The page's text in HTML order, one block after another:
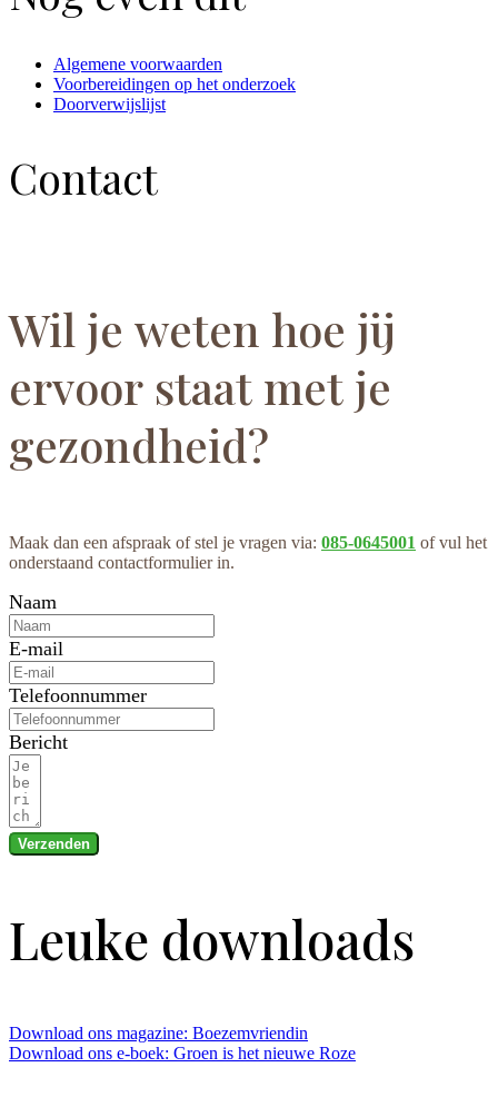
Algemene voorwaarden
Voorbereidingen op het onderzoek
Doorverwijslijst
Contact
Wil je weten hoe jij
ervoor staat met je
gezondheid?
Maak dan een afspraak of stel je vragen via: 085-0645001 of vul het
onderstaand contactformulier in.
Naam
E-mail
Telefoonnummer
Bericht
Verzenden
Leuke downloads
Download ons magazine: Boezemvriendin
Download ons e-boek: Groen is het nieuwe Roze